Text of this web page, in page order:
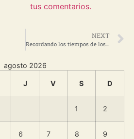
tus comentarios.
NEXT
Recordando los tiempos de los quesos
agosto 2026
J V S D
1 2
6 7 8 9